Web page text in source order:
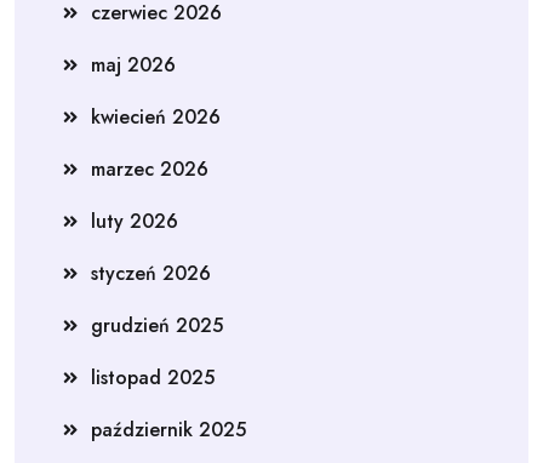
czerwiec 2026
maj 2026
kwiecień 2026
marzec 2026
luty 2026
styczeń 2026
grudzień 2025
listopad 2025
październik 2025